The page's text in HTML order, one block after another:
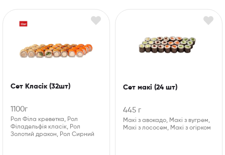
Сет Класік (32шт)
1100г
Рол Філа креветка, Рол
Філадельфія класік, Рол
Золотий дракон, Рол Сирний
Сет макі (24 шт)
445 г
Макі з авокадо, Макі з вугрем,
Макі з лососем, Макі з огірком